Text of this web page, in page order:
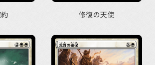
修復の天使